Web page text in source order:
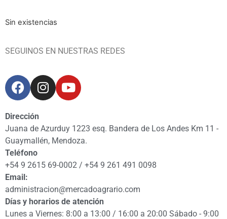
Sin existencias
SEGUINOS EN NUESTRAS REDES
Dirección
Juana de Azurduy 1223 esq. Bandera de Los Andes Km 11 -
Guaymallén, Mendoza.
Teléfono
+54 9 2615 69-0002 / +54 9 261 491 0098
Email:
administracion@mercadoagrario.com
Días y horarios de atención
Lunes a Viernes: 8:00 a 13:00 / 16:00 a 20:00 Sábado - 9:00